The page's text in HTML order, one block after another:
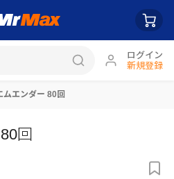
ログイン
新規登録
ムエンダー 80回
回